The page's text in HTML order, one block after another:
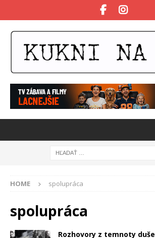
HOME spolupráca
spolupráca
Rozhovory z temnoty duše